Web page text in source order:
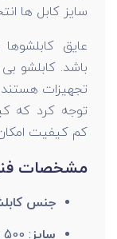
سایز کابل ها
عایق
باشد. کابلشو
تجهیزات هستند.
توجه کرد که
کم کیفیت
مشخصات فنی
جنس
سایز: 500 میلی متر مربع